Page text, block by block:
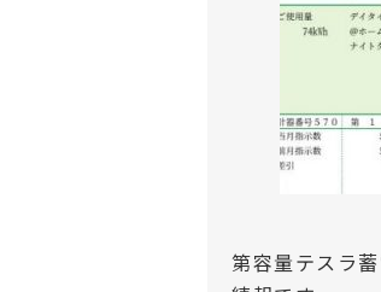
第容量テスラ